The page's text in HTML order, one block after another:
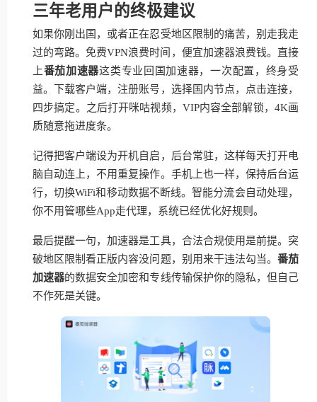
三年老用户的终极建议
如果你刚出国，或者正在忍受地区限制的痛苦，别走我走
过的弯路。免费VPN浪费时间，便宜加速器浪费钱。直接
上番茄加速器这类专业回国加速器，一次配置，终身受
益。下载客户端，注册账号，选择国内节点，点击连接，
四步搞定。之后打开咪咕视频，VIP内容全部解锁，4K画
质随意拖进度条。
记得把客户端设为开机自启，后台常驻，这样每天打开电
脑自动连上，不用重复操作。手机上也一样，保持后台运
行，切换WiFi和移动数据不断线。智能分流会自动处理，
你不用管哪些App走代理，系统已经优化好规则。
最后提醒一句，加速器是工具，合法合规使用是前提。突
破地区限制看正版内容没问题，别用来干违法勾当。 番茄
加速器的数据安全加密和专线传输保护你的隐私，但自己
不作死是关键。